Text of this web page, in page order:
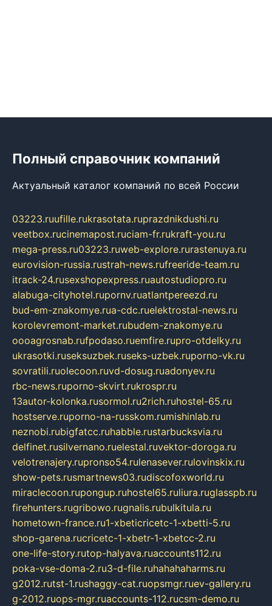
Полный справочник компаний
Актуальный каталог компаний по всей России
03223.ruufille.rukrasotata.ruprazdnikdushi.ru
veetbox.rucinemapost.ruciam-fr.rukraft-you.ru
mega-press.ru03223.ruweb-explore.rurastenuya.ru
eurovision-russia.rustrah-news.rufreeride-team.ru
itrack-24.rusexshopexpress.ruautostudiopro.ru
alabuga-cityhotel.rupornv.ruatlantpereezd.ru
bud-em-znakomye.rua-cdc.ruelektrostal-news.ru
korolevremont-market.rubudem-znakomye.ru
oooagrosnab.rufpodaso.ruemfire.rupro-otdelky.ru
ukrasotki.ruseksuzbek.ruseks-uzbek.ruporno-vk.ru
sovratili.ruolecoon.ruvd-dosug.ruadonyev.ru
rbc-news.ruporno-skvirt.rukrospr.ru
13autor-kolonka.rusormol.ru2rich.ruhostel-65.ru
hostserve.ruporno-na-russkom.rumishinlab.ru
neznobi.rubigfatcc.ruhabble.rustarbucksvia.ru
delfinet.rusilvernano.ruelestal.ruvektor-doroga.ru
velotrenajery.rupronso54.rulenasever.rulovinskix.ru
show-pets.rusmartnews03.rudiscofoxworld.ru
miraclecoon.rupongup.ruhostel65.ruliura.ruglasspb.ru
firehunters.rugribowo.rugnalis.rubulkitula.ru
hometown-france.ru1-xbeticricetc-1-xbetti-5.ru
shop-garena.rucricetc-1-xbetr-1-xbetcc-2.ru
one-life-story.rutop-halyava.ruaccounts112.ru
poka-vse-doma-2.ru3-d-file.ruhahahaharms.ru
g2012.rutst-1.rushaggy-cat.ruopsmgr.ruev-gallery.ru
g-2012.ruops-mgr.ruaccounts-112.rucsm-demo.ru